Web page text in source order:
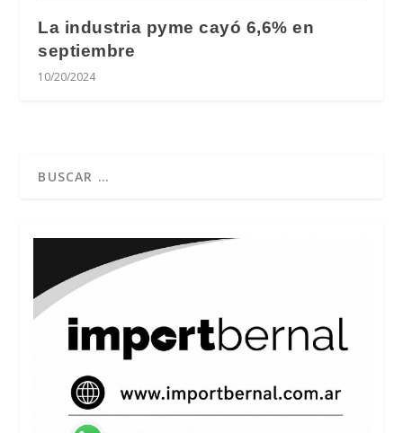
La industria pyme cayó 6,6% en
septiembre
10/20/2024